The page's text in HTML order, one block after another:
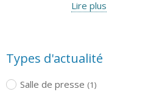
Lire plus
Types d'actualité
Salle de presse (1)